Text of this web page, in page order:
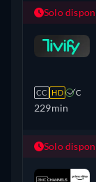
Solo
CC HD C
229min
Solo